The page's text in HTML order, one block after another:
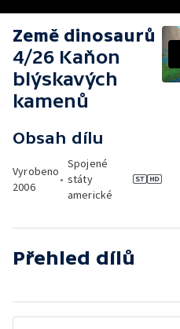
Země dinosaurů
4/26 Kaňon
blýskavých
kamenů
Obsah dílu
Vyrobeno
2006
•
Spojené
státy
americké
Přehled dílů